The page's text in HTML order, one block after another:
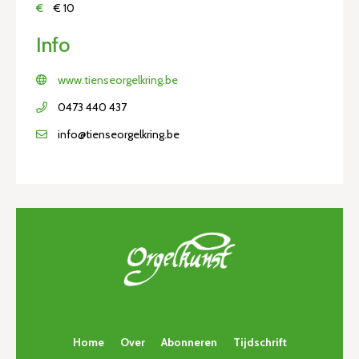
€ € 10
Info
www.tienseorgelkring.be
0473 440 437
info@tienseorgelkring.be
Home Over Abonneren Tijdschrift